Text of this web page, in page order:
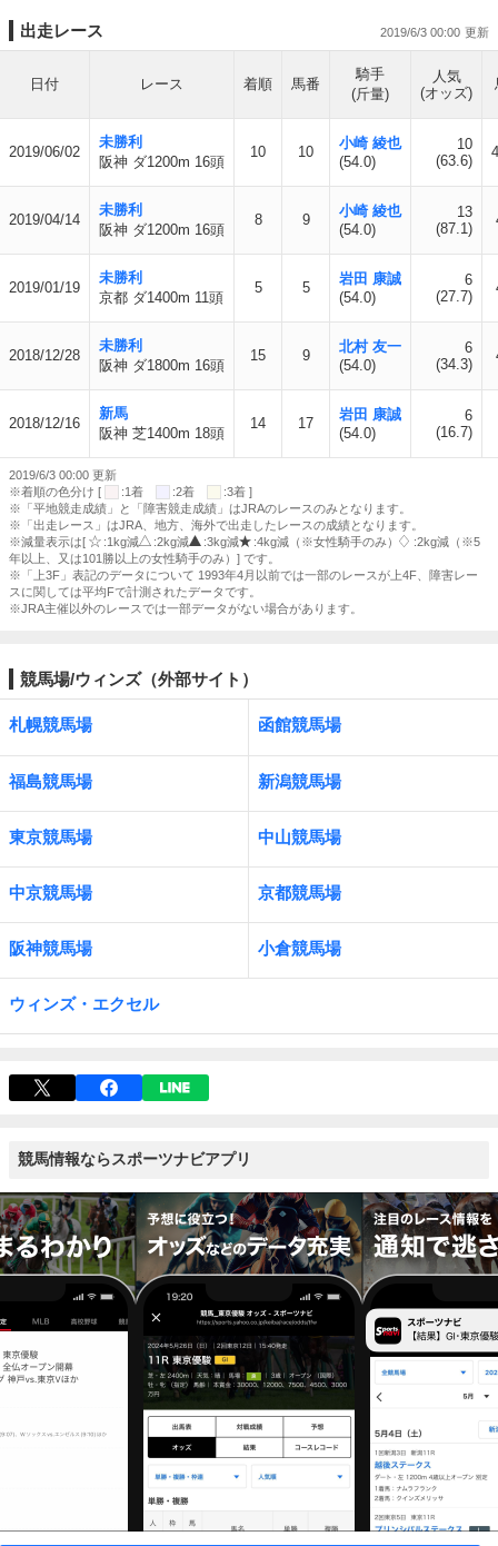
出走レース 2019/6/3 00:00
日付 レース 着順 馬番
騎手
(斤量)
人気
(オッズ)
2019/06/02
未勝利
阪神 ダ1200m 16頭
10 10
小崎 綾也
(54.0)
10
(63.6)
2019/04/14
未勝利
阪神 ダ1200m 16頭
8 9
小崎 綾也
(54.0)
13
(87.1)
2019/01/19
未勝利
京都 ダ1400m 11頭
5 5
岩田 康誠
(54.0)
6
(27.7)
2018/12/28
未勝利
阪神 ダ1800m 16頭
15 9
北村 友一
(54.0)
6
(34.3)
2018/12/16
新馬
阪神 芝1400m 18頭
14 17
岩田 康誠
(54.0)
6
(16.7)
2019/6/3 00:00 更新
※着順の色分け [
:1着 :2着
:3着 ]
※「平地競走成績」と「障害競走成績」はJRAのレースのみとなります。
※「出走レース」はJRA、地方、海外で出走したレースの成績となります。
※減量表示は[
:1kg減 :2kg減 :3kg減 :4kg減（※女性騎手のみ）
:2kg減（※5
年以上、又は101勝以上の女性騎手のみ）] です。
※「上3F」表記のデータについて 1993年4月以前では一部のレースが上4F、障害レー
スに関しては平均Fで計測されたデータです。
※JRA主催以外のレースでは一部データがない場合があります。
競馬場/ウィンズ（外部サイト）
札幌競馬場 函館競馬場
福島競馬場 新潟競馬場
東京競馬場 中山競馬場
中京競馬場 京都競馬場
阪神競馬場 小倉競馬場
ウィンズ・エクセル
競馬情報ならスポーツナビアプリ